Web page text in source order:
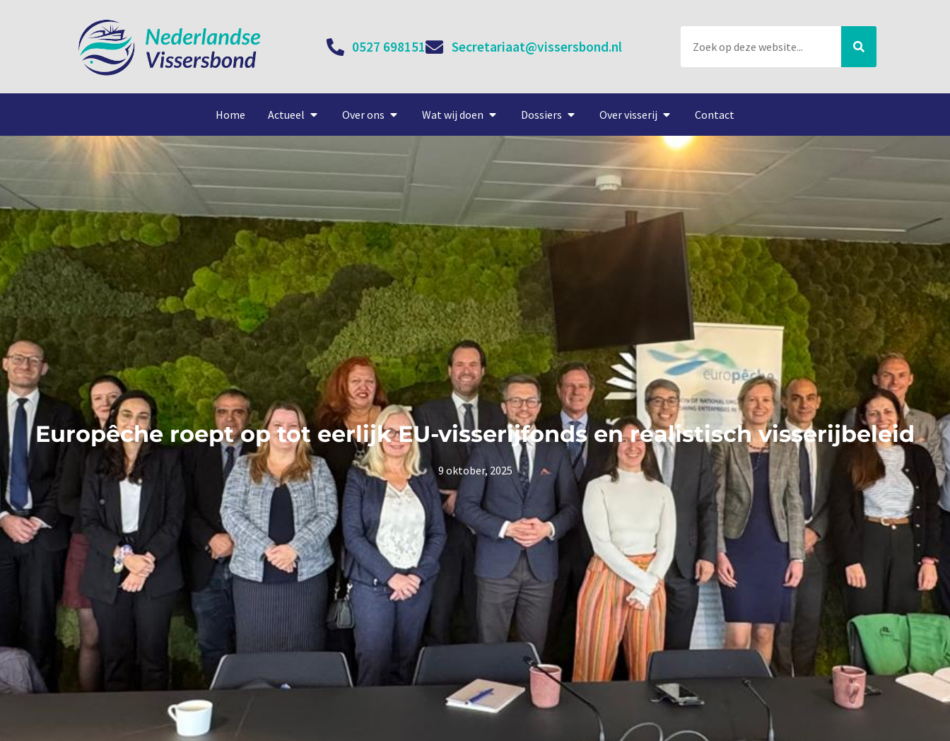
0527 698151 Secretariaat@vissersbond.nl
Home Actueel Over ons Wat wij doen Dossiers Over visserij Contact
Europêche roept op tot eerlijk EU-visserijfonds en realistisch visserijbeleid
9 oktober, 2025